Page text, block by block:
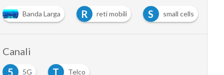
Banda Larga R reti mobili S small cells
Canali
5
5G T Telco